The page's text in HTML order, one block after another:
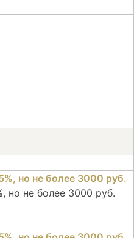
но не более 3000 руб.